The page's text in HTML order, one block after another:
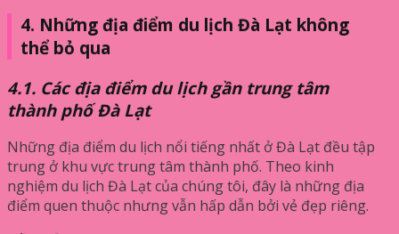
4. Những địa điểm du lịch Đà Lạt không
thể bỏ qua
4.1. Các địa điểm du lịch gần trung tâm
thành phố Đà Lạt
Những địa điểm du lịch nổi tiếng nhất ở Đà Lạt đều tập
trung ở khu vực trung tâm thành phố. Theo kinh
nghiệm du lịch Đà Lạt của chúng tôi, đây là những địa
điểm quen thuộc nhưng vẫn hấp dẫn bởi vẻ đẹp riêng.